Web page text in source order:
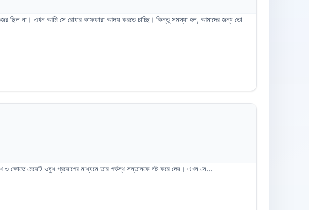
ছিল না। এখন আমি সে রোযার কাফফারা আদায় করতে চাচ্ছি। কিন্তু সমস্যা হল, আমাদের জন্য তো
ক্ষোভে মেয়েটি ওষুধ প্রয়োগের মাধ্যমে তার গর্ভস্থ সন্তানকে নষ্ট করে দেয়। এখন সে...